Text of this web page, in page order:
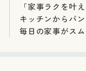
「家事ラクを叶
キッチンからパ
毎日の家事がス